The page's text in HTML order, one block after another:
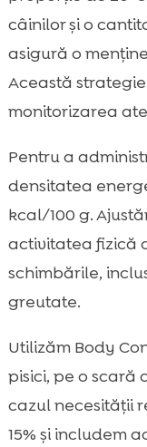
câinilor și o
asigură o
Această
monitorizarea
Pentru a
densitatea
kcal/100 g.
activitatea fizică
schimbările,
greutate.
Utilizăm Body
pisici, pe o scară
cazul necesității
15% și includem